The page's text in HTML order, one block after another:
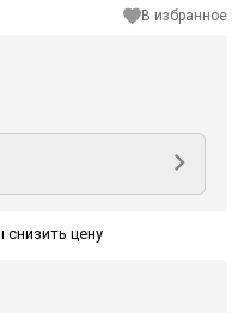
В избранное
снизить цену